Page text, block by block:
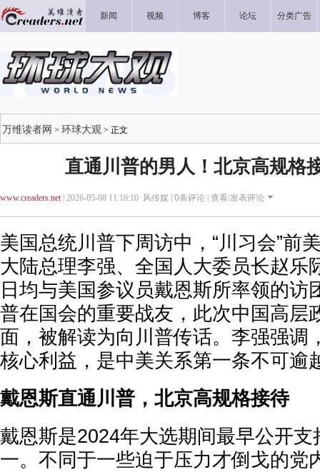
新闻 视频 博客 论坛 分类广告
万维读者网 > 环球大观 > 正文
直通川普的男人！北京高规格
www.creaders.net| 2026-05-08 11:16:10 风传媒 | 0条评论 | 查看/发表评论
美国总统川普下周访中，“川习会”前
大陆总理李强、全国人大委员长赵乐
日均与美国参议员戴恩斯所率领的访
普在国会的重要战友，此次中国高层
面，被解读为向川普传话。李强强调
核心利益，是中美关系第一条不可逾
戴恩斯直通川普，北京高规格接待
戴恩斯是2024年大选期间最早公开
一。不同于一些迫于压力才倒戈的党